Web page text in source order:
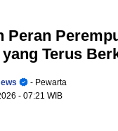
Peran
Terus
- Pewarta
- 07:21 WIB